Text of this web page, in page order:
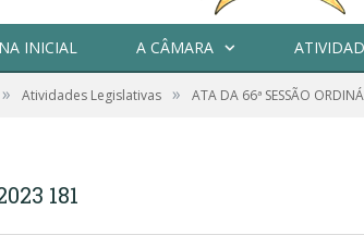
INICIAL A CÂMARA
» Atividades Legislativas » ATA DA 66ª SESSÃO
181